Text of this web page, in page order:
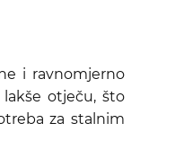
i ravnomjerno
otječu, što
za stalnim